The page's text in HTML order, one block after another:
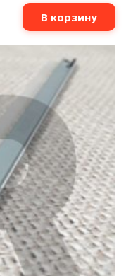
В корзину